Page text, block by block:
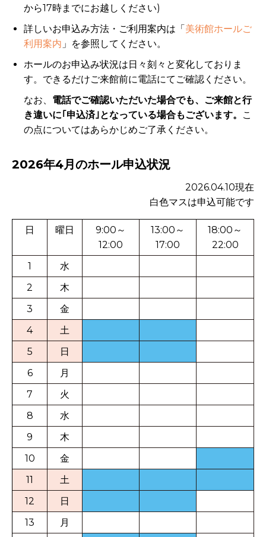
から17時までにお越しください)
詳しいお申込み方法・ご利用案内は「 美術館ホールご
利用案内 」を参照してください。
ホールのお申込み状況は日々刻々と変化しておりま
す。できるだけご来館前に電話にてご確認ください。
なお、 電話でご確認いただいた場合でも、ご来館と行
き違いに｢申込済｣となっている場合もございます。
こ
の点についてはあらかじめご了承ください。
2026年4月のホール申込状況
2026.04.10現在
白色マスは申込可能です
日 曜日
9:00～
12:00
13:00～
17:00
18:00～
22:00
1
水
2
木
3
金
4
土
5
日
6
月
7
火
8
水
9
木
10
金
11
土
12
日
13
月